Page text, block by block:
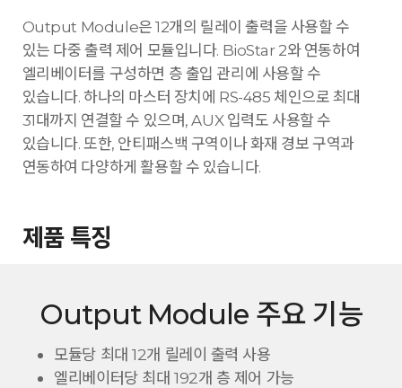
Output Module은 12개의 릴레이 출력을 사용할 수
있는 다중 출력 제어 모듈입니다. BioStar 2와 연동하여
엘리베이터를 구성하면 층 출입 관리에 사용할 수
있습니다. 하나의 마스터 장치에 RS-485 체인으로 최대
31대까지 연결할 수 있으며, AUX 입력도 사용할 수
있습니다. 또한, 안티패스백 구역이나 화재 경보 구역과
연동하여 다양하게 활용할 수 있습니다.
제품 특징
Output Module 주요 기능
모듈당 최대 12개 릴레이 출력 사용
엘리베이터당 최대 192개 층 제어 가능